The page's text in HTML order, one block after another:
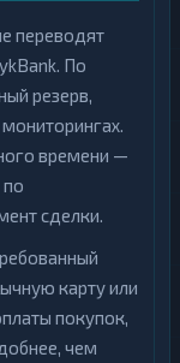
переводят
По
резерв,
времени —
сделки.
карту или
покупок,
чем